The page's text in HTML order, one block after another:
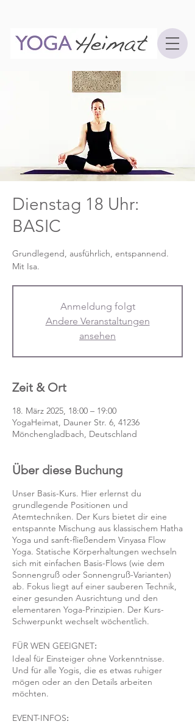
Dienstag 18 Uhr:
BASIC
Grundlegend, ausführlich, entspannend.
Mit Isa.
Anmeldung folgt
Andere Veranstaltungen
ansehen
Zeit & Ort
18. März 2025, 18:00 – 19:00
YogaHeimat, Dauner Str. 6, 41236
Mönchengladbach, Deutschland
Über diese Buchung
Unser Basis-Kurs. Hier erlernst du
grundlegende Positionen und
Atemtechniken. Der Kurs bietet dir eine
entspannte Mischung aus klassischem Hatha
Yoga und sanft-fließendem Vinyasa Flow
Yoga. Statische Körperhaltungen wechseln
sich mit einfachen Basis-Flows (wie dem
Sonnengruß oder Sonnengruß-Varianten)
ab. Fokus liegt auf einer sauberen Technik,
einer gesunden Ausrichtung und den
elementaren Yoga-Prinzipien. Der Kurs-
Schwerpunkt wechselt wöchentlich.
FÜR WEN GEEIGNET:
Ideal für Einsteiger ohne Vorkenntnisse.
Und für alle Yogis, die es etwas ruhiger
mögen oder an den Details arbeiten
möchten.
EVENT-INFOS: